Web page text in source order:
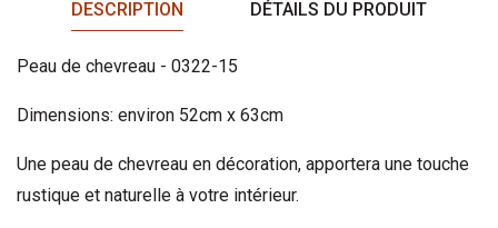
DESCRIPTION DÉTAILS DU PRODUIT
Peau de chevreau - 0322-15
Dimensions: environ 52cm x 63cm
Une peau de chevreau en décoration, apportera une touche
rustique et naturelle à votre intérieur.